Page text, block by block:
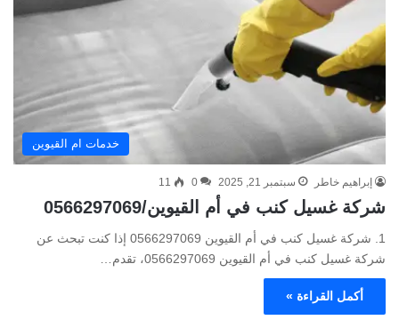
خدمات ام القيوين
إبراهيم خاطر سبتمبر 21, 2025 0
11
شركة غسيل كنب في أم القيوين/0566297069
1. شركة غسيل كنب في أم القيوين 0566297069 إذا كنت تبحث عن
شركة غسيل كنب في أم القيوين 0566297069، تقدم…
أكمل القراءة »